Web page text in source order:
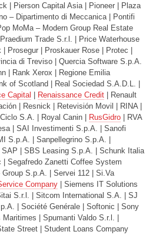
| Pierson Capital Asia | Pioneer | Plaza
– Dipartimento di Meccanica | Pontifi
MoMa – Modern Group Real Estate
Trade S.r.l. | Price Waterhouse
Prosegur | Proskauer Rose | Protec |
di Treviso | Quercia Software S.p.A.
| Rank Xerox | Regione Emilia
of Scotland | Real Sociedad S.A.D.L. |
Capital Renaissance Credit | Renault
| Resnick | Retevisión Movil | RINA |
S.A. | Royal Canin |
RusGidro | RVA
| SAI Investimenti S.p.A. | Sanofi
S.p.A. | Sanpellegrino S.p.A. |
SAP | SBS Leasing S.p.A. | Schunk Italia
Segafredo Zanetti Coffee System
S.p.A. | Servei 112 | Si.Va
Company | Siemens IT Solutions
S.r.l. | Sitcom International S.A. | SJ
| Société Genérale | Softonic | Sony
| Spumanti Valdo S.r.l. |
Street | Student Loans Company